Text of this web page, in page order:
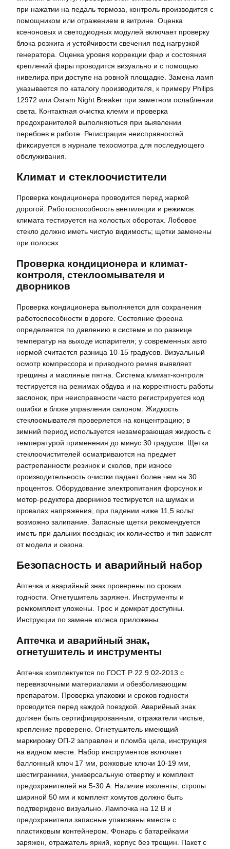
при нажатии на педаль тормоза, контроль производится с
помощником или отражением в витрине. Оценка
ксеноновых и светодиодных модулей включает проверку
блока розжига и устойчивости свечения под нагрузкой
генератора. Оценка уровня коррекции фар и состояния
креплений фары проводится визуально и с помощью
нивелира при доступе на ровной площадке. Замена ламп
указывается по каталогу производителя, к примеру Philips
12972 или Osram Night Breaker при заметном ослаблении
света. Контактная очистка клемм и проверка
предохранителей выполняються при выявлении
перебоев в работе. Регистрация неисправностей
фиксируется в журнале техосмотра для последующего
обслуживания.
Климат и стеклоочистители
Проверка кондиционера проводится перед жаркой
дорогой. Работоспособность вентиляции и режимов
климата тестируется на холостых оборотах. Лобовое
стекло должно иметь чистую видимость; щетки заменены
при полосах.
Проверка кондиционера и климат-
контроля, стеклоомывателя и
дворников
Проверка кондиционера выполняется для сохранения
работоспособности в дороге. Состояние фреона
определяется по давлению в системе и по разнице
температур на выходе испарителя; у современных авто
нормой считается разница 10-15 градусов. Визуальный
осмотр компрессора и приводного ремня выявляет
трещины и масляные пятна. Система климат-контроля
тестируется на режимах обдува и на корректность работы
заслонок, при неисправности часто регистрируется код
ошибки в блоке управления салоном. Жидкость
стеклоомывателя проверяется на концентрацию; в
зимний период используется незамерзающая жидкость с
температурой применения до минус 30 градусов. Щетки
стеклоочистителей осматриваются на предмет
растрепанности резинок и сколов, при износе
производительность очистки падает более чем на 30
процентов. Оборудование электропитания форсунок и
мотор-редуктора дворников тестируется на шумах и
провалах напряжения, при падении ниже 11,5 вольт
возможно залипание. Запасные щетки рекомендуется
иметь при дальних поездках; их количество и тип зависят
от модели и сезона.
Безопасность и аварийный набор
Аптечка и аварийный знак проверены по срокам
годности. Огнетушитель заряжен. Инструменты и
ремкомплект уложены. Трос и домкрат доступны.
Инструкции по замене колеса приложены.
Аптечка и аварийный знак,
огнетушитель и инструменты
Аптечка комплектуется по ГОСТ Р 22.9.02‑2013 с
перевязочными материалами и обезболивающим
препаратом. Проверка упаковки и сроков годности
проводится перед каждой поездкой. Аварийный знак
должен быть сертифицированным, отражатели чистые,
крепление проверено. Огнетушитель имеющий
маркировку ОП‑2 заправлен и пломба цела, инструкция
на видном месте. Набор инструментов включает
баллонный ключ 17 мм, рожковые ключи 10‑19 мм,
шестигранники, универсальную отвертку и комплект
предохранителей на 5‑30 А. Наличие изоленты, стропы
шириной 50 мм и комплект хомутов должно быть
подтверждено визуально. Лампочка на 12 В и
предохранители запасные упакованы вместе с
пластиковым контейнером. Фонарь с батарейками
заряжен, отражатель яркий, корпус без трещин. Пакет с